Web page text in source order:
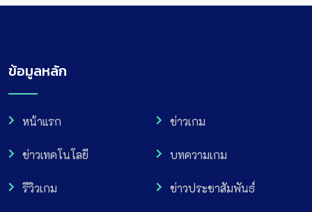
ข้อมูลหลัก
หน้าแรก ข่าวเกม
ข่าวเทคโนโลยี บทความเกม
รีวิวเกม ข่าวประชาสัมพันธ์